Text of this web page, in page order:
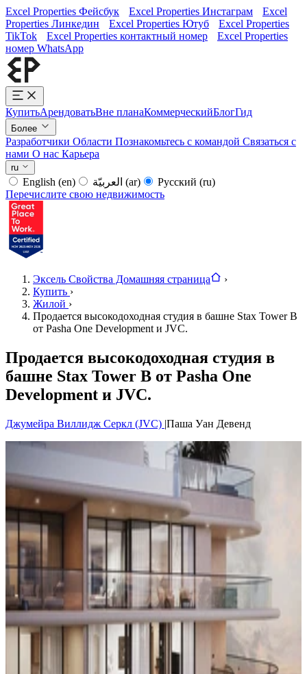
Excel Properties Фейсбук Excel Properties Инстаграм
Excel
Properties Линкедин
Excel Properties Ютуб
Excel Properties
TikTok
Excel Properties контактный номер
Excel Properties
номер WhatsApp
КупитьАрендоватьВне планаКоммерческийБлогГид
Более
Разработчики Области Познакомьтесь с командой Связаться с
нами О нас Карьера
ru
English (en) (ar) Русский (ru)
Перечислите свою недвижимость
Эксель Свойства Домашняя страница
›
Купить ›
Жилой ›
Продается высокодоходная студия в башне Stax Tower B
от Pasha One Development и JVC.
Продается высокодоходная студия в
башне Stax Tower B от Pasha One
Development и JVC.
Джумейра Виллидж Серкл (JVC) |Паша Уан Девенд